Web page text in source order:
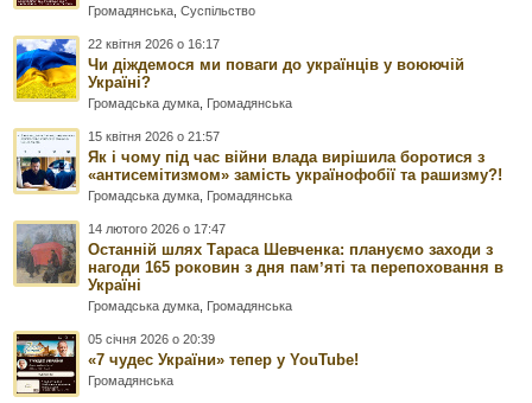
Громадянська ,Суспільство
22 квітня 2026 о 16:17
Чи діждемося ми поваги до українців у воюючій
Україні?
Громадська думка Громадянська
15 квітня 2026 о 21:57
Як і чому під час війни влада вирішила боротися з
«антисемітизмом» замість українофобії та рашизму?!
Громадська думка Громадянська
14 лютого 2026 о 17:47
Останній шлях Тараса Шевченка: плануємо заходи з
нагоди 165 роковин з дня памʼяті та перепоховання в
Україні
Громадська думка Громадянська
05 січня 2026 о 20:39
«7 чудес України» тепер у YouTube!
Громадянська